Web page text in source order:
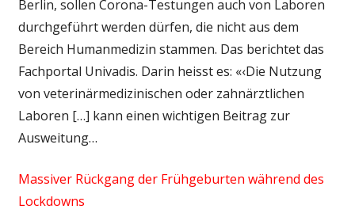
Berlin, sollen Corona-Testungen auch von Laboren
durchgeführt werden dürfen, die nicht aus dem
Bereich Humanmedizin stammen. Das berichtet das
Fachportal Univadis. Darin heisst es: «‹Die Nutzung
von veterinärmedizinischen oder zahnärztlichen
Laboren […] kann einen wichtigen Beitrag zur
Ausweitung…
Massiver Rückgang der Frühgeburten während des
Lockdowns